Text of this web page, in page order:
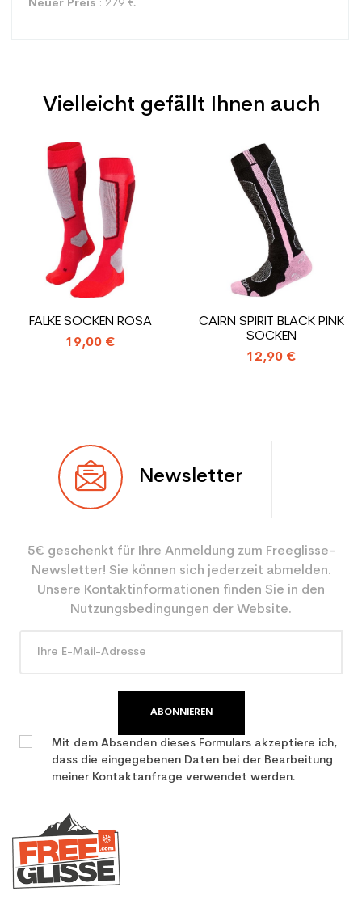
Neuer Preis : 279 €
Typ Alle Berge
Benutzer
Ebene Sportliche Freizeit
Farbe
CO2-Einsparungen für
den Planeten (in kg)
Frauenfreizeit
Vielleicht gefällt Ihnen auch
FALKE SOCKEN ROSA
19,00 €
CAIRN SPIRIT BLACK PINK
SOCKEN
12,90 €
Newsletter
5€ geschenkt für Ihre Anmeldung zum Freeglisse-
Newsletter! Sie können sich jederzeit abmelden.
Unsere Kontaktinformationen finden Sie in den
Nutzungsbedingungen der Website.
ABONNIEREN
Mit dem Absenden dieses Formulars akzeptiere ich,
dass die eingegebenen Daten bei der Bearbeitung
meiner Kontaktanfrage verwendet werden.